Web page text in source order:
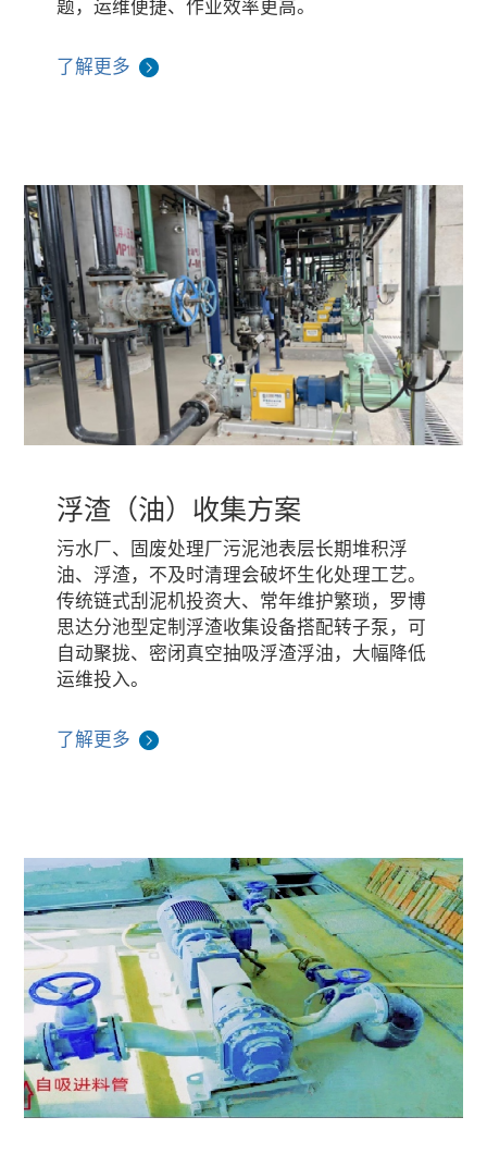
题，运维便捷、作业效率更高。
了解更多
浮渣（油）收集方案
污水厂、固废处理厂污泥池表层长期堆积浮
油、浮渣，不及时清理会破坏生化处理工艺。
传统链式刮泥机投资大、常年维护繁琐，罗博
思达分池型定制浮渣收集设备搭配转子泵，可
自动聚拢、密闭真空抽吸浮渣浮油，大幅降低
运维投入。
了解更多